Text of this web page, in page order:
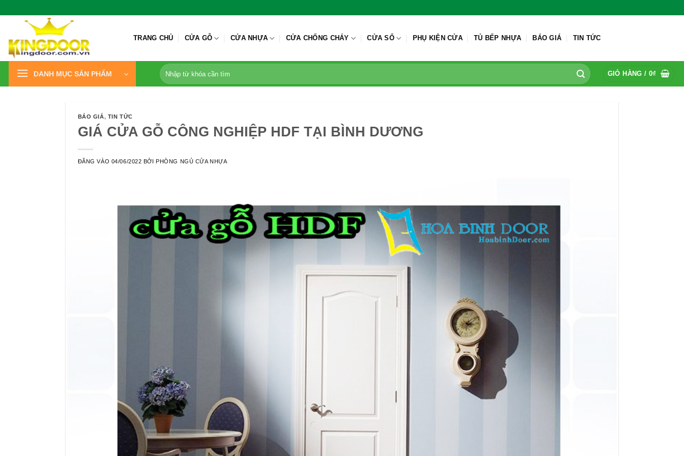
dung
TRANG CHỦ CỬA GỖ CỬA NHỰA CỬA CHỐNG CHÁY CỬA SỔ PHỤ KIỆN CỬA TỦ BẾP NHỰA BÁO GIÁ TIN TỨC
DANH MỤC SẢN PHẨM
Tìm
kiếm:
GIỎ HÀNG / 0₫
BÁO GIÁ, TIN TỨC
GIÁ CỬA GỖ CÔNG NGHIỆP HDF TẠI BÌNH DƯƠNG
ĐĂNG VÀO 04/06/2022 BỞIPHÒNG NGỦ CỬA NHỰA